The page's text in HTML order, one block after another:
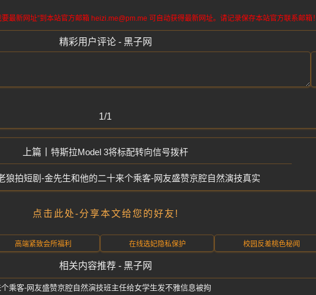
最新网址”到本站官方邮箱 heizi.me@pm.me 可自动获得最新网址。请记录保存本站官方联系邮箱！
精彩用户评论 - 黑子网
1/1
特斯拉Model 3将标配转向信号拨杆
狼拍短剧-金先生和他的二十来个乘客-网友盛赞京腔自然演技真实
点击此处-分享本文给您的好友!
高端紧致会所福利 在线选妃隐私保护 校园反差桃色秘闻
相关内容推荐 - 黑子网
乘客-网友盛赞京腔自然演技真实班主任给女学生发不雅信息被拘